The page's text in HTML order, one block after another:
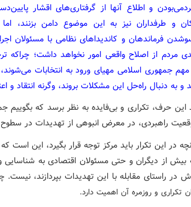
و اطلاع آنها از گرفتاری‌های اقشار
و طرفداران نیز به این موضوع دامن بزنند،
فرماندهان و کاندیداهای نظامی با مسئولان
مردم از اصلاح واقعی امور نخواهد داشت؛ چراکه
جمهوری اسلامی مهیای ورود به انتخابات
و به دنبال راه‌حل این مشکلات بروند، وگرنه انتقاد و
این حرف، تکراری و بی‌فایده به نظر برسد که بگوییم
راهبردی، در معرض انبوهی از تهدیدات در
در این تکرار باید مرکز توجه قرار بگیرد، این است
بیش از دیگران و حتی مسئولان اقتصادی به
در راستای مقابله با این تهدیدات بپردازند، نیست.
تکراری و روزمره آن اهمیت دارد.